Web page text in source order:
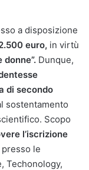
a disposizione
euro, in virtù
donne”. Dunque,
di secondo
sostentamento
Scopo
l’iscrizione
le
Techonology,